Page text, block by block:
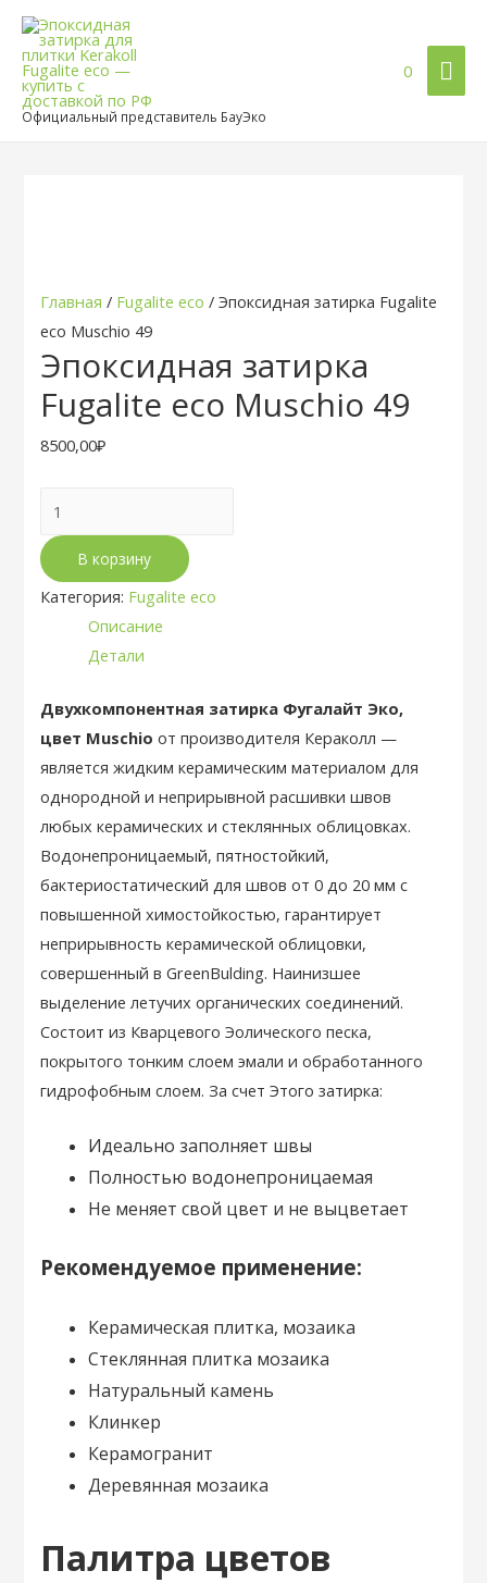
Официальный представитель БауЭко
0
Главная / Fugalite eco / Эпоксидная затирка Fugalite
eco Muschio 49
Эпоксидная затирка
Fugalite eco Muschio 49
8500,00₽
товара
Эпоксидная
затирка
Fugalite
49
В корзину
Категория: Fugalite eco
Описание
Детали
Двухкомпонентная затирка Фугалайт Эко,
цвет Muschioот производителя Кераколл —
является жидким керамическим материалом для
однородной и неприрывной расшивки швов
любых керамических и стеклянных облицовках.
Водонепроницаемый, пятностойкий,
бактериостатический для швов от 0 до 20 мм с
повышенной химостойкостью, гарантирует
неприрывность керамической облицовки,
совершенный в GreenBulding. Наинизшее
выделение летучих органических соединений.
Состоит из Кварцевого Эолического песка,
покрытого тонким слоем эмали и обработанного
гидрофобным слоем. За счет Этого затирка:
Идеально заполняет швы
Полностью водонепроницаемая
Не меняет свой цвет и не выцветает
Рекомендуемое применение:
Керамическая плитка, мозаика
Стеклянная плитка мозаика
Натуральный камень
Клинкер
Керамогранит
Деревянная мозаика
Палитра цветов